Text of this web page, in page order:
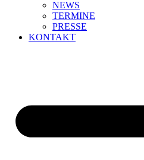
NEWS
TERMINE
PRESSE
KONTAKT